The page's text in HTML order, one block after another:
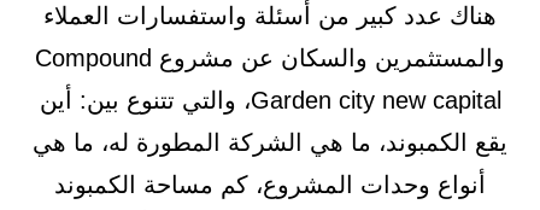
هناك عدد كبير من أسئلة واستفسارات العملاء
والمستثمرين والسكان عن مشروع Compound
Garden city new capital، والتي تتنوع بين: أين
يقع الكمبوند، ما هي الشركة المطورة له، ما هي
أنواع وحدات المشروع، كم مساحة الكمبوند